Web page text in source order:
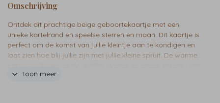
Omschrijving
Ontdek dit prachtige beige geboortekaartje met een
unieke kartelrand en speelse sterren en maan. Dit kaartje is
perfect om de komst van jullie kleintje aan te kondigen en
laat zien hoe blij jullie zijn met jullie kleine spruit. De warme
een moderne en stijlvolle uitstraling. Met de toevoeging van
Toon meer